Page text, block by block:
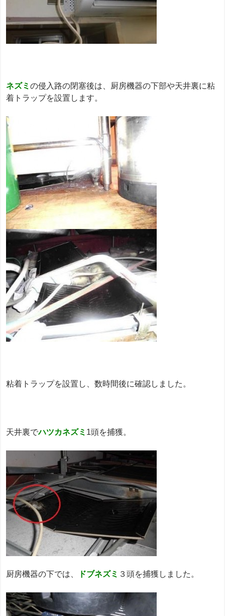
ネズミの侵入路の閉塞後は、厨房機器の下部や天井裏に粘
着トラップを設置します。
粘着トラップを設置し、数時間後に確認しました。
天井裏でハツカネズミ 1頭を捕獲。
厨房機器の下では、 ドブネズミ ３頭を捕獲しました。